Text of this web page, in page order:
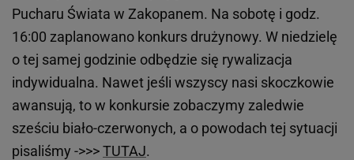
Pucharu Świata w Zakopanem. Na sobotę i godz.
16:00 zaplanowano konkurs drużynowy. W niedzielę
o tej samej godzinie odbędzie się rywalizacja
indywidualna. Nawet jeśli wszyscy nasi skoczkowie
awansują, to w konkursie zobaczymy zaledwie
sześciu biało-czerwonych, a o powodach tej sytuacji
pisaliśmy ->>>TUTAJ.